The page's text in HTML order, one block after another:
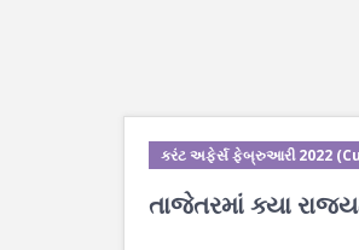
કરંટ અફેર્સ ફેબ્રુઆરી 2022
તાજેતરમાં ક્યા